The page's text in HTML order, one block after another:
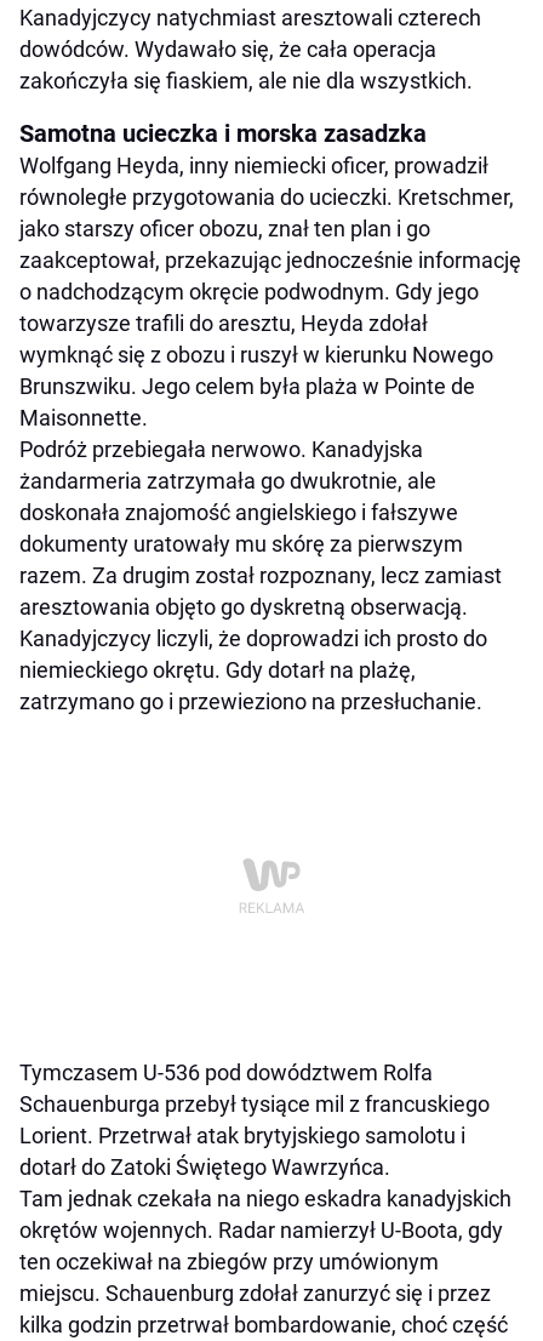
Kanadyjczycy natychmiast aresztowali czterech
dowódców. Wydawało się, że cała operacja
zakończyła się fiaskiem, ale nie dla wszystkich.
Samotna ucieczka i morska zasadzka
Wolfgang Heyda, inny niemiecki oficer, prowadził
równoległe przygotowania do ucieczki. Kretschmer,
jako starszy oficer obozu, znał ten plan i go
zaakceptował, przekazując jednocześnie informację
o nadchodzącym okręcie podwodnym. Gdy jego
towarzysze trafili do aresztu, Heyda zdołał
wymknąć się z obozu i ruszył w kierunku Nowego
Brunszwiku. Jego celem była plaża w Pointe de
Maisonnette.
Podróż przebiegała nerwowo. Kanadyjska
żandarmeria zatrzymała go dwukrotnie, ale
doskonała znajomość angielskiego i fałszywe
dokumenty uratowały mu skórę za pierwszym
razem. Za drugim został rozpoznany, lecz zamiast
aresztowania objęto go dyskretną obserwacją.
Kanadyjczycy liczyli, że doprowadzi ich prosto do
niemieckiego okrętu. Gdy dotarł na plażę,
zatrzymano go i przewieziono na przesłuchanie.
Tymczasem U-536 pod dowództwem Rolfa
Schauenburga przebył tysiące mil z francuskiego
Lorient. Przetrwał atak brytyjskiego samolotu i
dotarł do Zatoki Świętego Wawrzyńca.
Tam jednak czekała na niego eskadra kanadyjskich
okrętów wojennych. Radar namierzył U-Boota, gdy
ten oczekiwał na zbiegów przy umówionym
miejscu. Schauenburg zdołał zanurzyć się i przez
kilka godzin przetrwał bombardowanie, choć część